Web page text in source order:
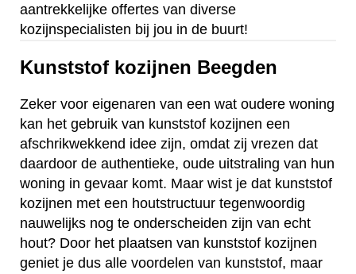
aantrekkelijke offertes van diverse
kozijnspecialisten bij jou in de buurt!
Kunststof kozijnen Beegden
Zeker voor eigenaren van een wat oudere woning
kan het gebruik van kunststof kozijnen een
afschrikwekkend idee zijn, omdat zij vrezen dat
daardoor de authentieke, oude uitstraling van hun
woning in gevaar komt. Maar wist je dat kunststof
kozijnen met een houtstructuur tegenwoordig
nauwelijks nog te onderscheiden zijn van echt
hout? Door het plaatsen van kunststof kozijnen
geniet je dus alle voordelen van kunststof, maar